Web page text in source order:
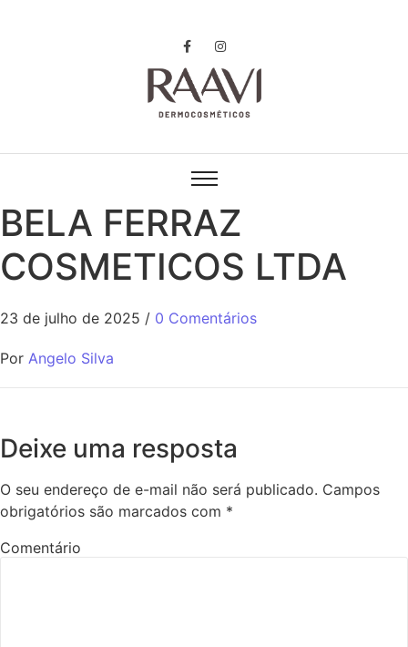
BELA FERRAZ
COSMETICOS LTDA
23 de julho de 2025 / 0 Comentários
Por Angelo Silva
Deixe uma resposta
O seu endereço de e-mail não será publicado. Campos
obrigatórios são marcados com *
Comentário